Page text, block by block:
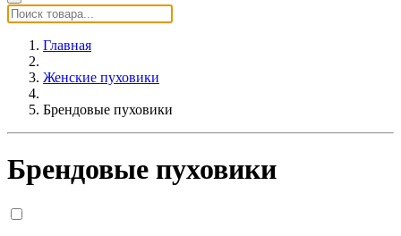
Главная
Женские пуховики
Брендовые пуховики
Брендовые пуховики